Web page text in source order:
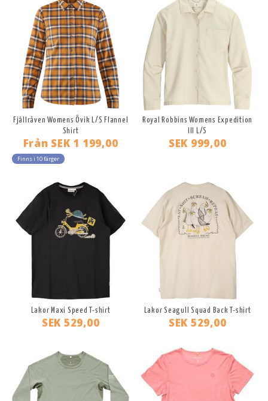
Fjällräven Womens Övik L/S Flannel
Shirt
Från SEK 1 199,00
Finns i 10 färger
Royal Robbins Womens Expedition
III L/S
SEK 999,00
Lakor Maxi Speed T-shirt
SEK 529,00
Lakor Seagull Squad Back T-shirt
SEK 529,00